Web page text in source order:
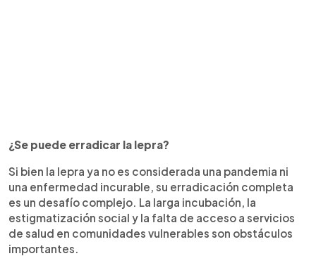
¿Se puede erradicar la lepra?
Si bien la lepra ya no es considerada una pandemia ni
una enfermedad incurable, su erradicación completa
es un desafío complejo. La larga incubación, la
estigmatización social y la falta de acceso a servicios
de salud en comunidades vulnerables son obstáculos
importantes.